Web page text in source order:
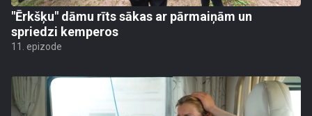
"Ērkšķu" dāmu rīts sākas ar pārmaiņām un
spriedzi kemperos
11. epizode